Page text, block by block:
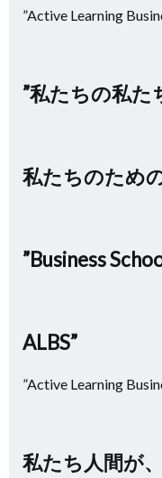
”Active Learning
”私たちの私た
私たちのため
”Business
ALBS”
”Active Learning
私たち人間が、